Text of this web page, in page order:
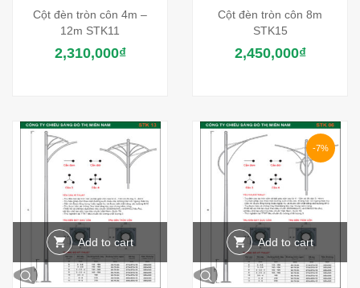
Cột đèn tròn côn 4m –
12m STK11
2,310,000₫
Cột đèn tròn côn 8m
STK15
2,450,000₫
Add to cart
-7%
Add to cart